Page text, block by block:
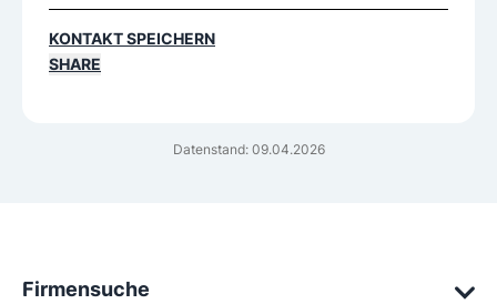
Datenstand: 09.04.2026
KONTAKT SPEICHERN
SHARE
Firmensuche